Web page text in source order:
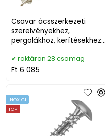
Csavar ácsszerkezeti
szerelvényekhez,
pergolákhoz, kerítésekhez
raktáron 28 csomag
Ft 6 085
INOX C1
TOP